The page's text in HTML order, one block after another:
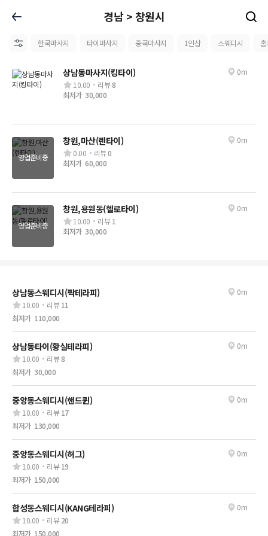
한국마사지 타이마사지 중국마사지 1인샵 스웨디시
경남 > 창원시
상남동마사지(킹타이)
0m
10.00
리뷰8
최저가 30,000
영업준비중
창원,마산(렌타이)
0m
0.00
리뷰0
최저가 60,000
영업준비중
창원,용원동(헬로타이)
0m
10.00
리뷰1
최저가 30,000
상남동스웨디시(짝테라피)
0m
10.00
리뷰11
최저가 110,000
상남동타이(황실테라피)
0m
10.00
리뷰8
최저가 30,000
중앙동스웨디시(핸드퀸)
0m
10.00
리뷰17
최저가 130,000
중앙동스웨디시(허그)
0m
10.00
리뷰19
최저가 150,000
합성동스웨디시(KANG테라피)
0m
10.00
리뷰20
최저가 150,000